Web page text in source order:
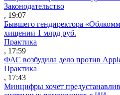
Законодательство
, 19:07
Бывшего гендиректора
хищении 1 млрд руб.
Практика
, 17:59
ФАС возбудила дело против
Практика
, 17:43
Минцифры хочет